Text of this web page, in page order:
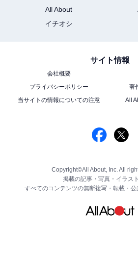
All About
イチオシ
サイト情報
会社概要
プライバシーポリシー
著
当サイトの情報についての注意
All
Copyright©All About, Inc. All
掲載の記事・写真・イラスト
すべてのコンテンツの無断複写・転載・公